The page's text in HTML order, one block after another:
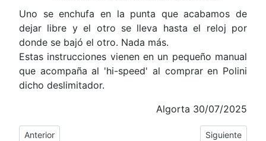
Uno se enchufa en la punta que acabamos de
dejar libre y el otro se lleva hasta el reloj por
donde se bajó el otro. Nada más.
Estas instrucciones vienen en un pequeño manual
que acompaña al 'hi-speed' al comprar en Polini
dicho deslimitador.
Algorta 30/07/2025
Artículo anterior: Mantenimiento cadena e-bike y otros.
Anterior Artículo
Siguiente